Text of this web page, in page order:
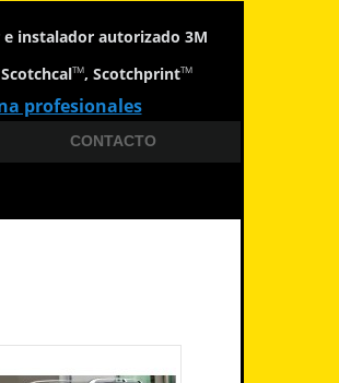
instalador autorizado 3M
TM, ScotchprintTM
profesionales
CONTACTO